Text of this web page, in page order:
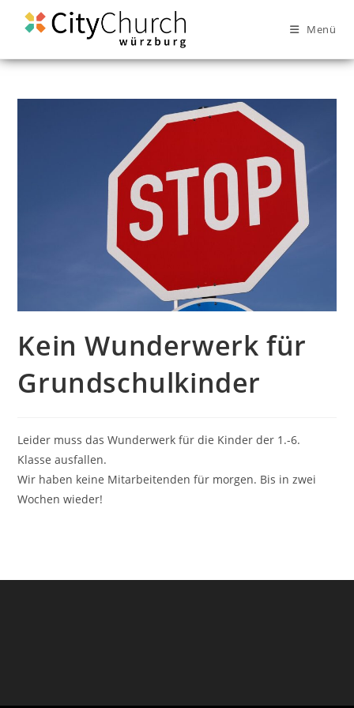
Menü
Kein Wunderwerk für
Grundschulkinder
Leider muss das Wunderwerk für die Kinder der 1.-6.
Klasse ausfallen.
Wir haben keine Mitarbeitenden für morgen. Bis in zwei
Wochen wieder!